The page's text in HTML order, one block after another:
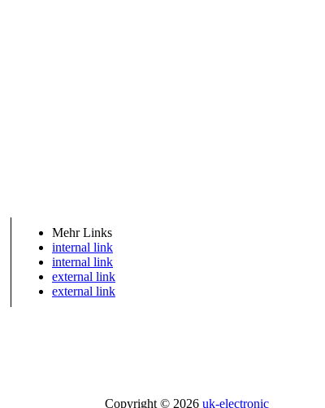
Mehr Links
internal link
internal link
external link
external link
Copyright © 2026 uk-electronic